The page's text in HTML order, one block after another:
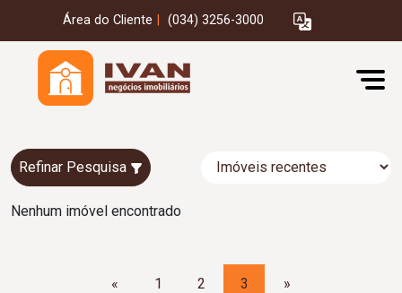
Área do Cliente (034) 3256-3000
Refinar Pesquisa
Nenhum imóvel encontrado
« 1 2 3 »